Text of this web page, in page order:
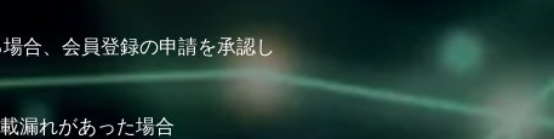
合、会員登録の申請を承認し
漏れがあった場合